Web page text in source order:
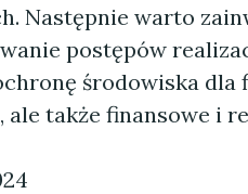
Następnie warto
postępów
środowiska
ale także finansowe i